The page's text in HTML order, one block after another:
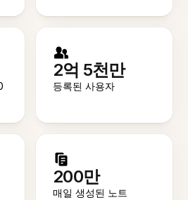
2억 5천만
등록된 사용자
200만
매일 생성된 노트